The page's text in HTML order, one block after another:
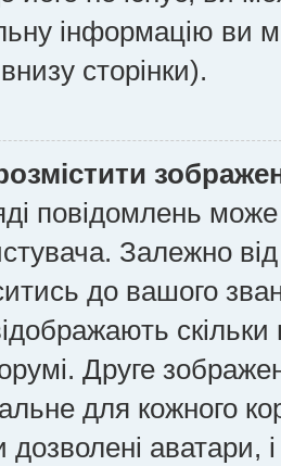
інформацію ви
сторінки).
повідомлень
Залежно
до вашого
Друге
для кожного
аватари,